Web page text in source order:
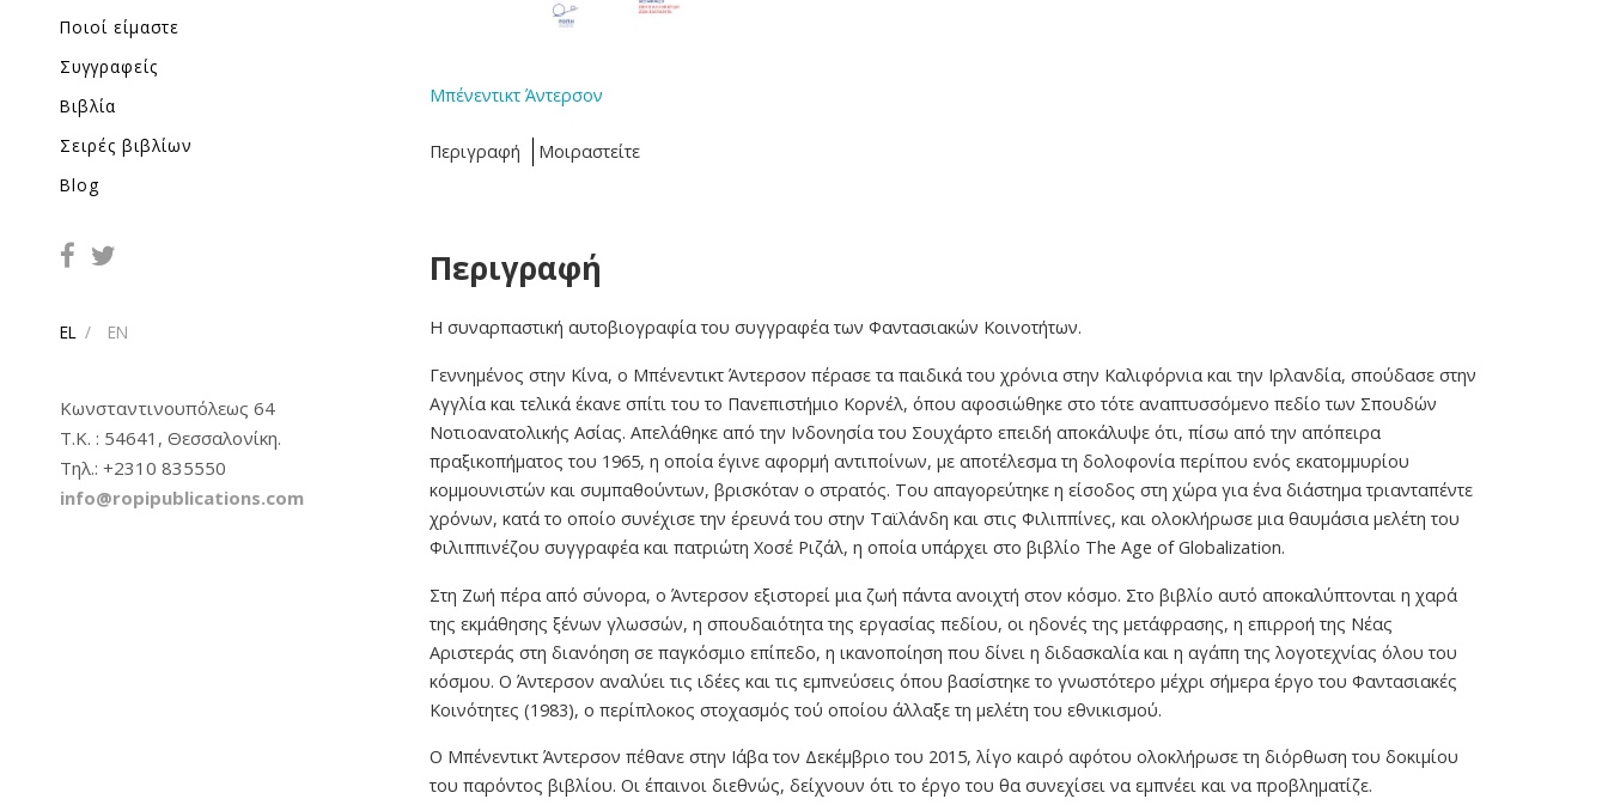
Ποιοί είμαστε
Συγγραφείς
Βιβλία
Σειρές βιβλίων
Blog
EL EN
Κωνσταντινουπόλεως 64
Τ.Κ. : 54641, Θεσσαλονίκη.
Tηλ.: +2310 835550
info@ropipublications.com
Μπένεντικτ Άντερσον
Περιγραφή Mοιραστείτε
Περιγραφή
Η συναρπαστική αυτοβιογραφία του συγγραφέα των Φαντασιακών Κοινοτήτων.
Γεννημένος στην Κίνα, ο Μπένεντικτ Άντερσον πέρασε τα παιδικά του χρόνια στην Καλιφόρνια και την Ιρλανδία, σπούδασε στην
Αγγλία και τελικά έκανε σπίτι του το Πανεπιστήμιο Κορνέλ, όπου αφοσιώθηκε στο τότε αναπτυσσόμενο πεδίο των Σπουδών
Νοτιοανατολικής Ασίας. Απελάθηκε από την Ινδονησία του Σουχάρτο επειδή αποκάλυψε ότι, πίσω από την απόπειρα
πραξικοπήματος του 1965, η οποία έγινε αφορμή αντιποίνων, με αποτέλεσμα τη δολοφονία περίπου ενός εκατομμυρίου
κομμουνιστών και συμπαθούντων, βρισκόταν ο στρατός. Του απαγορεύτηκε η είσοδος στη χώρα για ένα διάστημα τριανταπέντε
χρόνων, κατά το οποίο συνέχισε την έρευνά του στην Ταϊλάνδη και στις Φιλιππίνες, και ολοκλήρωσε μια θαυμάσια μελέτη του
Φιλιππινέζου συγγραφέα και πατριώτη Χοσέ Ριζάλ, η οποία υπάρχει στο βιβλίο The Age of Globalization.
Στη Ζωή πέρα από σύνορα, ο Άντερσον εξιστορεί μια ζωή πάντα ανοιχτή στον κόσμο. Στο βιβλίο αυτό αποκαλύπτονται η χαρά
της εκμάθησης ξένων γλωσσών, η σπουδαιότητα της εργασίας πεδίου, οι ηδονές της μετάφρασης, η επιρροή της Νέας
Αριστεράς στη διανόηση σε παγκόσμιο επίπεδο, η ικανοποίηση που δίνει η διδασκαλία και η αγάπη της λογοτεχνίας όλου του
κόσμου. Ο Άντερσον αναλύει τις ιδέες και τις εμπνεύσεις όπου βασίστηκε το γνωστότερο μέχρι σήμερα έργο του Φαντασιακές
Κοινότητες (1983), ο περίπλοκος στοχασμός τού οποίου άλλαξε τη μελέτη του εθνικισμού.
Ο Μπένεντικτ Άντερσον πέθανε στην Ιάβα τον Δεκέμβριο του 2015, λίγο καιρό αφότου ολοκλήρωσε τη διόρθωση του δοκιμίου
του παρόντος βιβλίου. Οι έπαινοι διεθνώς, δείχνουν ότι το έργο του θα συνεχίσει να εμπνέει και να προβληματίζε.